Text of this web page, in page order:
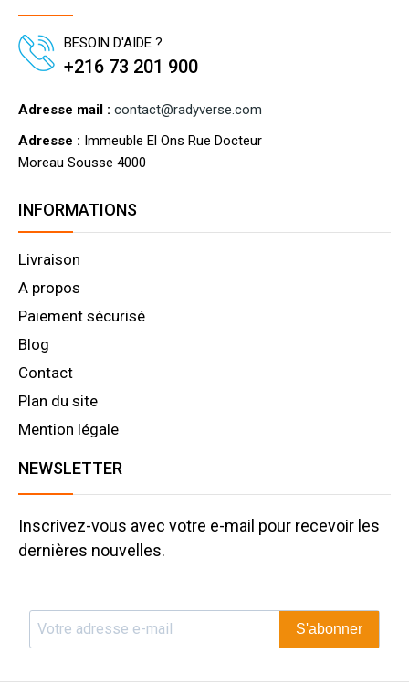
BESOIN D'AIDE ?
+216 73 201 900
Adresse mail : contact@radyverse.com
Adresse : Immeuble El Ons Rue Docteur
Moreau Sousse 4000
INFORMATIONS
Livraison
A propos
Paiement sécurisé
Blog
Contact
Plan du site
Mention légale
NEWSLETTER
Inscrivez-vous avec votre e-mail pour recevoir les
dernières nouvelles.
S'abonner